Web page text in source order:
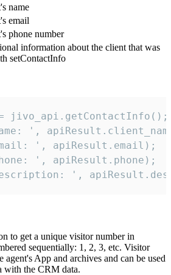
name
email
phone number
information about the client that was
setContactInfo
jivo_api.getContactInfo();
',
', apiResult.email);
', apiResult.phone);
',
to get a unique visitor number in
sequentially: 1, 2, 3, etc. Visitor
agent's App and archives and can be used
with the CRM data.